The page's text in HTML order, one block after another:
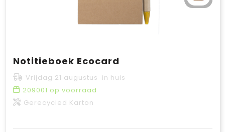
Notitieboek Ecocard
Vrijdag 21 augustus in huis
209001 op voorraad
Gerecycled Karton